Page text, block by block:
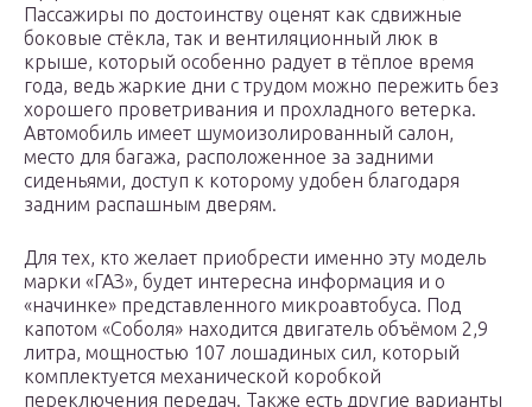
Пассажиры по достоинству оценят как сдвижные
боковые стёкла, так и вентиляционный люк в
крыше, который особенно радует в тёплое время
года, ведь жаркие дни с трудом можно пережить без
хорошего проветривания и прохладного ветерка.
Автомобиль имеет шумоизолированный салон,
место для багажа, расположенное за задними
сиденьями, доступ к которому удобен благодаря
задним распашным дверям.
Для тех, кто желает приобрести именно эту модель
марки «ГАЗ», будет интересна информация и о
«начинке» представленного микроавтобуса. Под
капотом «Соболя» находится двигатель объёмом 2,9
литра, мощностью 107 лошадиных сил, который
комплектуется механической коробкой
переключения передач. Также есть другие варианты